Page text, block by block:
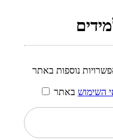
נוספות באתר
השימוש באתר